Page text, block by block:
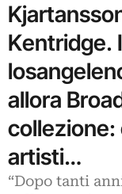
Kentridge.
allora
collezione:
artisti…
“Dopo tanti